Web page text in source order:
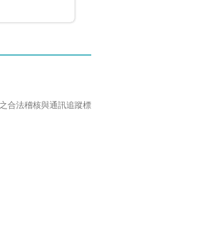
合法稽核與通訊追蹤標